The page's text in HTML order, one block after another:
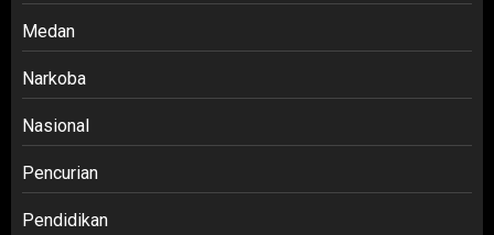
Medan
Narkoba
Nasional
Pencurian
Pendidikan